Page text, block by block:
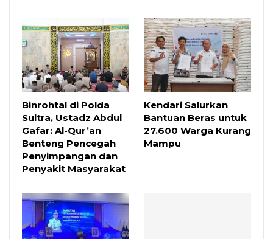
Binrohtal di Polda
Sultra, Ustadz Abdul
Gafar: Al-Qur’an
Benteng Pencegah
Penyimpangan dan
Penyakit Masyarakat
Kendari Salurkan
Bantuan Beras untuk
27.600 Warga Kurang
Mampu